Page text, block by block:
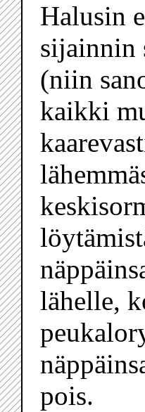
Halusin
sijainnin
(niin
kaikki
lähelle,
pois.